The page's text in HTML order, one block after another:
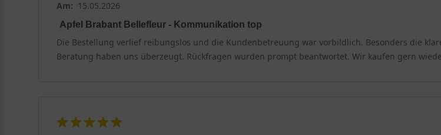
Am: 15.05.2026
Apfel Brabant Bellefleur - Kommunikation top
Die Bestellung verlief reibungslos und die Kundenbetreuung war vorbildlich. Besonders die
Beratung haben uns überzeugt. Rückfragen wurden prompt beantwortet. Wir kaufen gern